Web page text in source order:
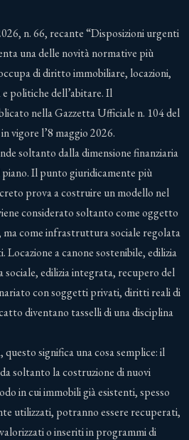
n. 66, recante “Disposizioni urgenti
una delle novità normative più
di diritto immobiliare, locazioni,
politiche dell’abitare. Il
nella Gazzetta Ufficiale n. 104 del
vigore l’8 maggio 2026.
soltanto dalla dimensione finanziaria
piano. Il punto giuridicamente più
prova a costruire un modello nel
considerato soltanto come oggetto
come infrastruttura sociale regolata
a canone sostenibile, edilizia
sociale, edilizia integrata, recupero del
con soggetti privati, diritti reali di
diventano tasselli di una disciplina
significa una cosa semplice: il
soltanto la costruzione di nuovi
in cui immobili già esistenti, spesso
utilizzati, potranno essere recuperati,
o inseriti in programmi di